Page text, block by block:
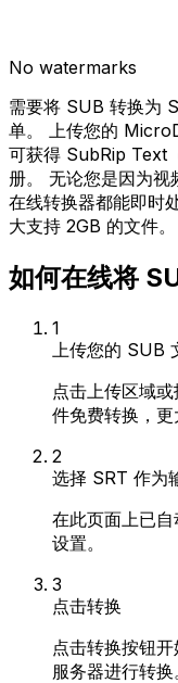
No watermarks
需要将 SUB 转换为
单。 上传您的
可获得 SubRip Text
册。 无论您是因为视
在线转换器都能即时
大支持 2GB 的文件。
如何在线将
1
上传您的 SUB
点击上传区域
件免费转换，更
2
选择 SRT 作为
在此页面上已
设置。
3
点击转换
点击转换按钮
服务器进行转换